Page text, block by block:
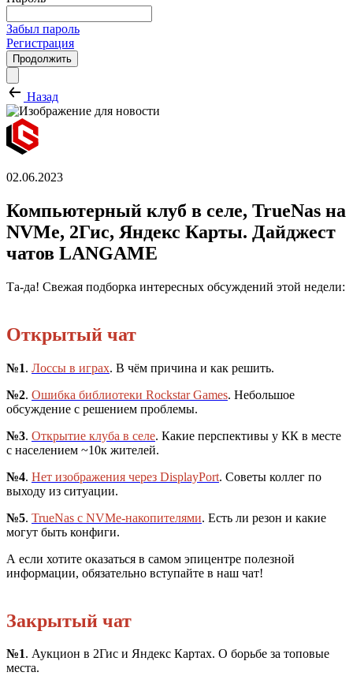
Забыл пароль
Регистрация
Продолжить
Назад
02.06.2023
Компьютерный клуб в селе, TrueNas на
NVMe, 2Гис, Яндекс Карты. Дайджест
чатов LANGAME
Та-да! Свежая подборка интересных обсуждений этой недели:
Открытый чат
№1. Лоссы в играх. В чём причина и как решить.
№2. Ошибка библиотеки Rockstar Games. Небольшое
обсуждение с решением проблемы.
№3. Открытие клуба в селе. Какие перспективы у КК в месте
с населением ~10к жителей.
№4. Нет изображения через DisplayPort. Советы коллег по
выходу из ситуации.
№5. TrueNas с NVMe-накопителями. Есть ли резон и какие
могут быть конфиги.
А если хотите оказаться в самом эпицентре полезной
информации, обязательно вступайте в наш чат!
Закрытый чат
№1. Аукцион в 2Гис и Яндекс Картах. О борьбе за топовые
места.